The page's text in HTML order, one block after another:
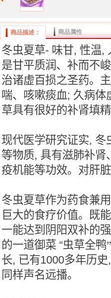
商品描述： 商品属性
冬虫夏草- 味甘, 性温,
是甘平质润、补而不
治诸虚百损之圣药。
喘、咳嗽痰血; 久病体
草具有很好的补肾填
现代医学研究证实, 冬
等物质, 具有滋肺补肾
疫机能等功效。对肝
冬虫夏草作为药食兼
巨大的食疗价值。既
一能达到阴阳双补的
的一道御菜“虫草全鸭”
长, 已有1000多年历史
同样声名远播。